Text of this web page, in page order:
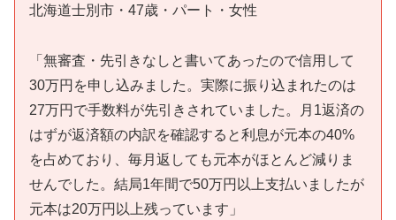
北海道士別市・47歳・パート・女性
「無審査・先引きなしと書いてあったので信用して
30万円を申し込みました。実際に振り込まれたのは
27万円で手数料が先引きされていました。月1返済の
はずが返済額の内訳を確認すると利息が元本の40%
を占めており、毎月返しても元本がほとんど減りま
せんでした。結局1年間で50万円以上支払いましたが
元本は20万円以上残っています」